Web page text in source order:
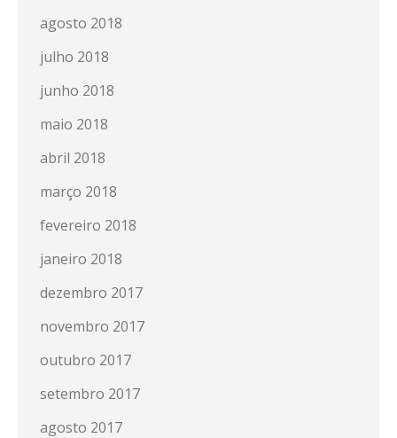
agosto 2018
julho 2018
junho 2018
maio 2018
abril 2018
março 2018
fevereiro 2018
janeiro 2018
dezembro 2017
novembro 2017
outubro 2017
setembro 2017
agosto 2017